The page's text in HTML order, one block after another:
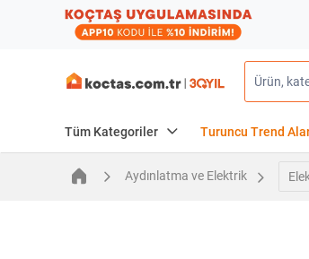
Tüm Kategoriler Turuncu Trend
Aydınlatma ve Elektrik